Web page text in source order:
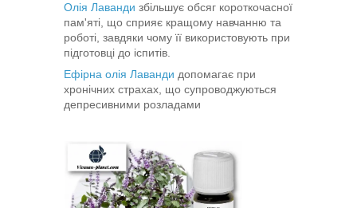
Олія Лаванди збільшує обсяг короткочасної
пам'яті, що сприяє кращому навчанню та
роботі, завдяки чому її використовують при
підготовці до іспитів.
Ефірна олія Лаванди допомагає при
хронічних страхах, що супроводжуються
депресивними розладами